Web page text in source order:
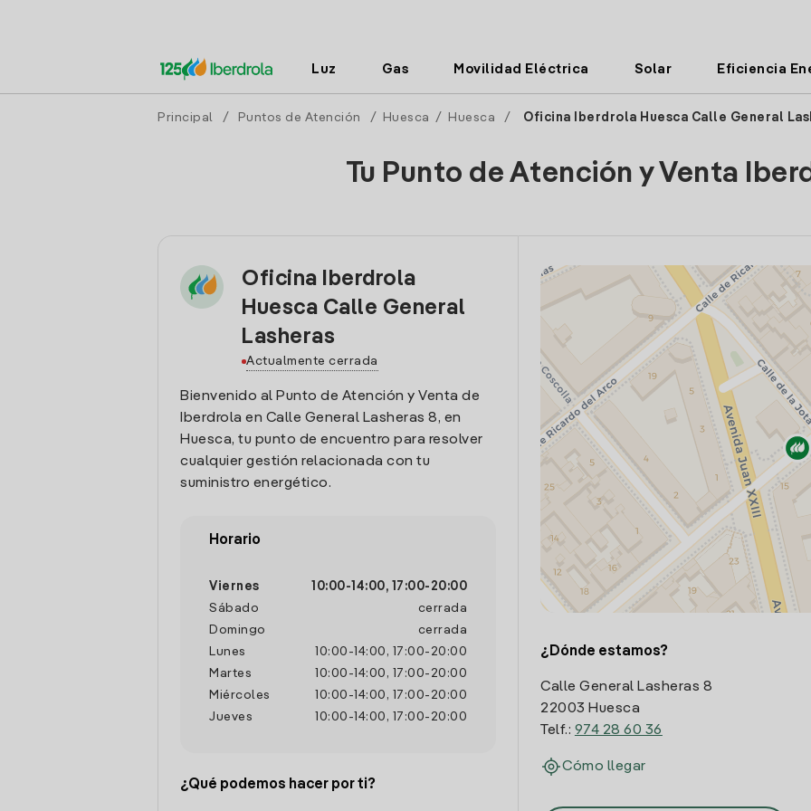
Luz Gas Movilidad Eléctrica Solar Eficiencia
Principal / Puntos de Atención / Huesca / Huesca / Oficina Iberdrola Huesca Calle General
Tu Punto de Atención y Venta
Oficina Iberdrola
Huesca Calle General
Lasheras
Actualmente cerrada
Bienvenido al Punto de Atención y Venta de
Iberdrola en Calle General Lasheras 8, en
Huesca, tu punto de encuentro para resolver
cualquier gestión relacionada con tu
suministro energético.
Horario
Viernes 10:00- 14:00, 17:00- 20:00
Sábado
cerrada
Domingo
cerrada
Lunes
10:00 - 14:00 , 17:00- 20:00
Martes
10:00 - 14:00 , 17:00- 20:00
Miércoles
10:00 - 14:00 , 17:00- 20:00
Jueves
10:00 - 14:00 , 17:00- 20:00
¿Qué podemos hacer por ti?
¿Dónde estamos?
Calle General Lasheras 8
22003 Huesca
Telf.: 974 28 60 36
Cómo llegar